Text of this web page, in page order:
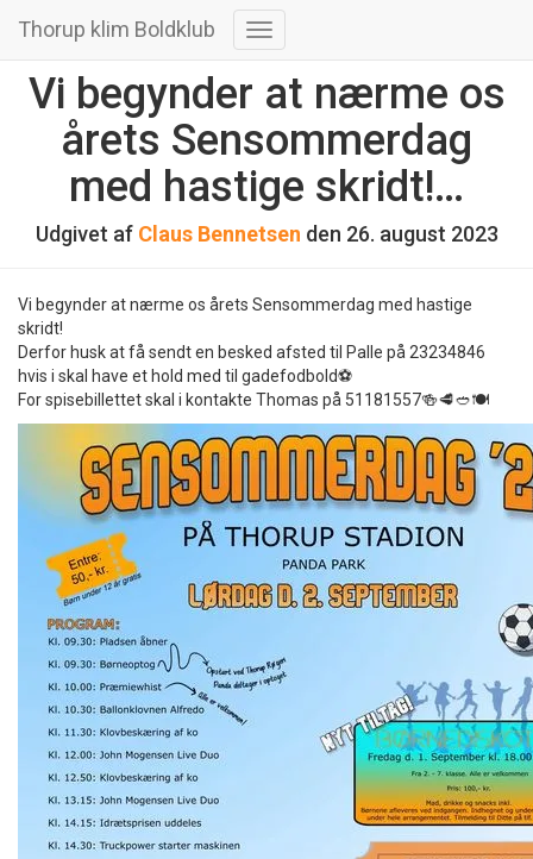
Thorup klim Boldklub
Skift
Vi begynder at nærme os
årets Sensommerdag
med hastige skridt!…
Udgivet af Claus Bennetsen den 26. august 2023
Vi begynder at nærme os årets Sensommerdag med hastige
skridt!
Derfor husk at få sendt en besked afsted til Palle på 23234846
hvis i skal have et hold med til gadefodbold⚽️
For spisebillettet skal i kontakte Thomas på 51181557🍻🥩🥙🍽️